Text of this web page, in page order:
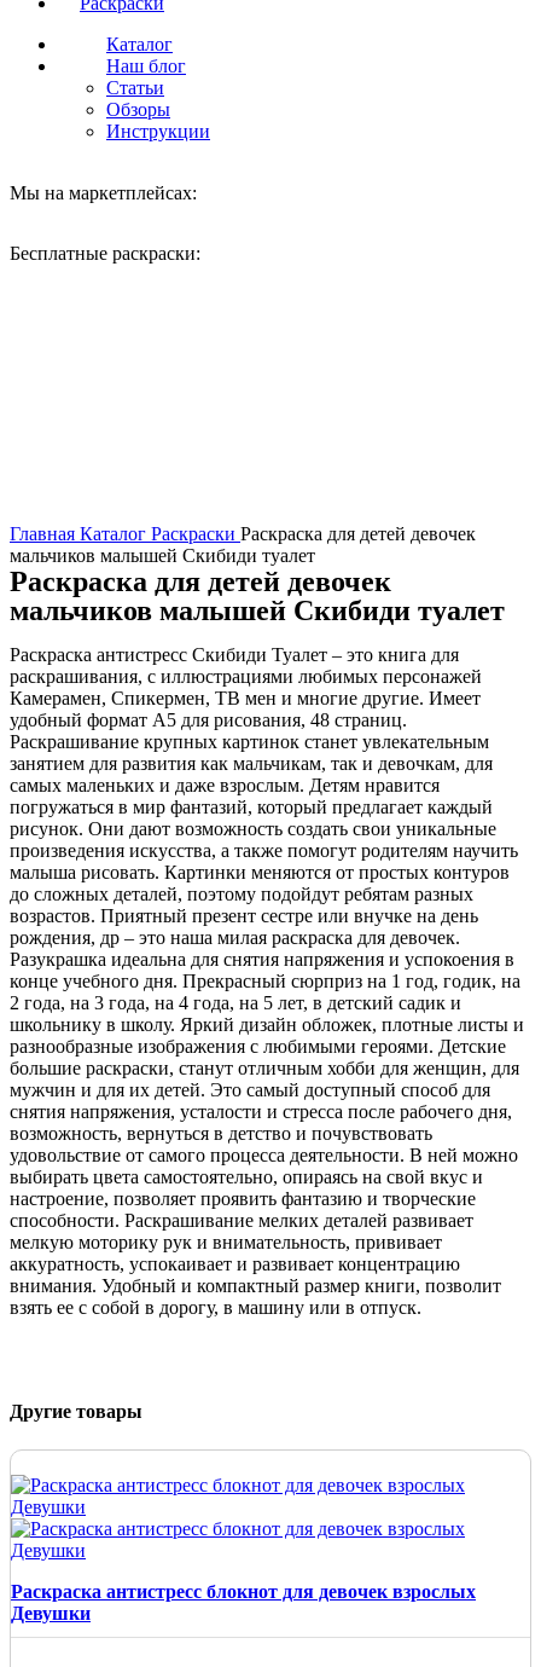
Каталог
Наш блог
Статьи
Обзоры
Инструкции
Мы на маркетплейсах:
Бесплатные раскраски:
Главная Каталог Раскраски Раскраска для детей девочек
мальчиков малышей Скибиди туалет
Раскраска для детей девочек
мальчиков малышей Скибиди туалет
Раскраска антистресс Скибиди Туалет – это книга для
раскрашивания, с иллюстрациями любимых персонажей
Камерамен, Спикермен, ТВ мен и многие другие. Имеет
удобный формат А5 для рисования, 48 страниц.
Раскрашивание крупных картинок станет увлекательным
занятием для развития как мальчикам, так и девочкам, для
самых маленьких и даже взрослым. Детям нравится
погружаться в мир фантазий, который предлагает каждый
рисунок. Они дают возможность создать свои уникальные
произведения искусства, а также помогут родителям научить
малыша рисовать. Картинки меняются от простых контуров
до сложных деталей, поэтому подойдут ребятам разных
возрастов. Приятный презент сестре или внучке на день
рождения, др – это наша милая раскраска для девочек.
Разукрашка идеальна для снятия напряжения и успокоения в
конце учебного дня. Прекрасный сюрприз на 1 год, годик, на
2 года, на 3 года, на 4 года, на 5 лет, в детский садик и
школьнику в школу. Яркий дизайн обложек, плотные листы и
разнообразные изображения с любимыми героями. Детские
большие раскраски, станут отличным хобби для женщин, для
мужчин и для их детей. Это самый доступный способ для
снятия напряжения, усталости и стресса после рабочего дня,
возможность, вернуться в детство и почувствовать
удовольствие от самого процесса деятельности. В ней можно
выбирать цвета самостоятельно, опираясь на свой вкус и
настроение, позволяет проявить фантазию и творческие
способности. Раскрашивание мелких деталей развивает
мелкую моторику рук и внимательность, прививает
аккуратность, успокаивает и развивает концентрацию
внимания. Удобный и компактный размер книги, позволит
взять ее с собой в дорогу, в машину или в отпуск.
Другие товары
Раскраска антистресс блокнот для девочек взрослых
Девушки